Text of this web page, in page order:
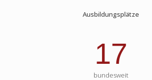
Ausbildungsplätze
17
bundesweit